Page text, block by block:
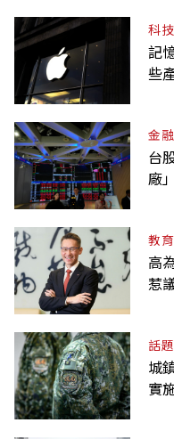
科技
記
些
金融
台
廠
教育
高
惹
話題
城
實